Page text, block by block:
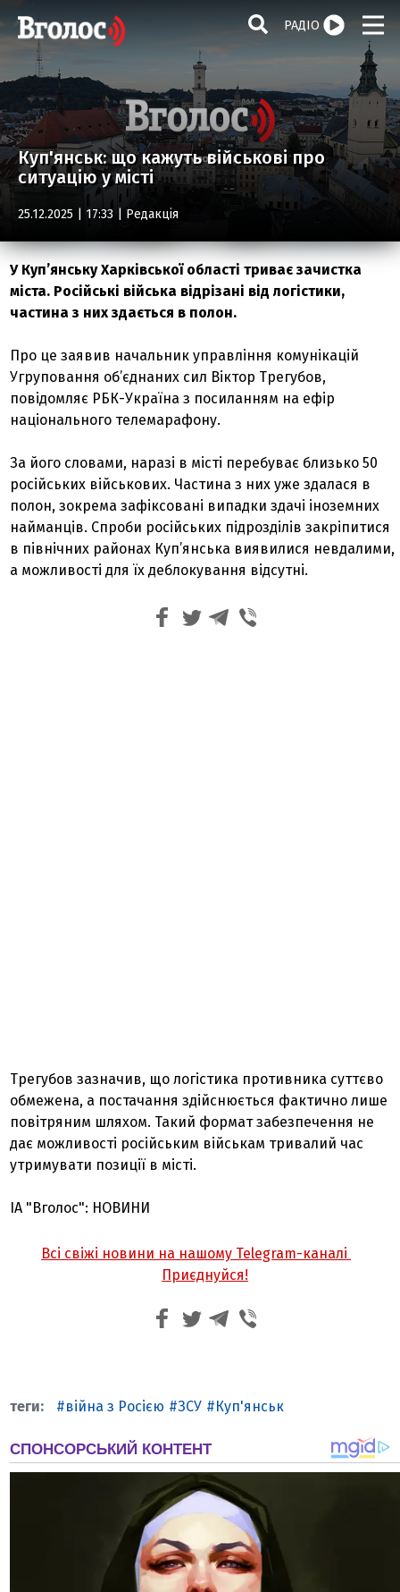
РАДІО
Куп'янськ: що кажуть військові про
ситуацію у місті
25.12.2025 | 17:33 | Редакція
У Куп’янську Харківської області триває зачистка
міста. Російські війська відрізані від логістики,
частина з них здається в полон.
Про це заявив начальник управління комунікацій
Угруповання об’єднаних сил Віктор Трегубов,
повідомляє РБК-Україна з посиланням на ефір
національного телемарафону.
За його словами, наразі в місті перебуває близько 50
російських військових. Частина з них уже здалася в
полон, зокрема зафіксовані випадки здачі іноземних
найманців. Спроби російських підрозділів закріпитися
в північних районах Куп’янська виявилися невдалими,
а можливості для їх деблокування відсутні.
Трегубов зазначив, що логістика противника суттєво
обмежена, а постачання здійснюється фактично лише
повітряним шляхом. Такий формат забезпечення не
дає можливості російським військам тривалий час
утримувати позиції в місті.
ІА "Вголос": НОВИНИ
Всі свіжі новини на нашому Telegram-каналі
Приєднуйся!
війна з Росією ЗСУ Куп'янськ